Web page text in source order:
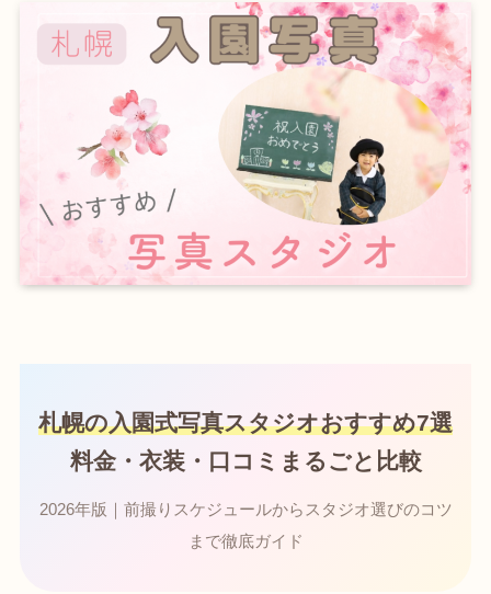
札幌の入園式写真スタジオおすすめ7選
料金・衣装・口コミまるごと比較
2026年版｜前撮りスケジュールからスタジオ選びのコツ
まで徹底ガイド